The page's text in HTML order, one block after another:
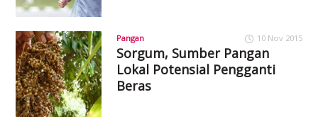
Pangan 10 Nov 2015
Sorgum, Sumber Pangan
Lokal Potensial Pengganti
Beras